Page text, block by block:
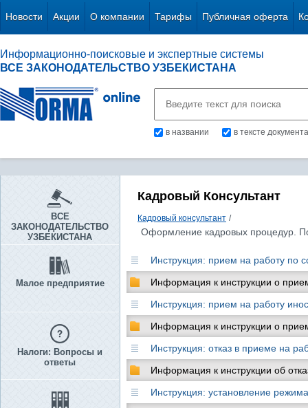
Новости Акции О компании Тарифы Публичная оферта
Информационно-поисковые и экспертные системы
ВСЕ ЗАКОНОДАТЕЛЬСТВО УЗБЕКИСТАНА
в названии в тексте документа
ВСЕ
ЗАКОНОДАТЕЛЬСТВО
УЗБЕКИСТАНА
Малое предприятие
Налоги: Вопросы и
ответы
Кадровый Консультант
Кадровый консультант /
Оформление кадровых процедур.
Инструкция: прием на работу по
Информация к инструкции о
Инструкция: прием на работу
Информация к инструкции о
Инструкция: отказ в приеме на
Информация к инструкции об
Инструкция: установление